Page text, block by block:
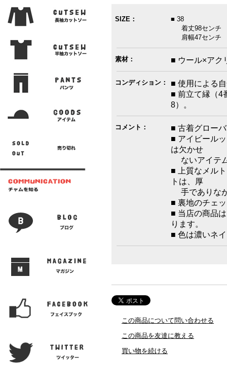
SIZE：
■ 38
着丈98センチ
肩幅47センチ
素材： ■ ウール×アク
コンディション：
■ 使用による
■ 前立て縁（4
8）。
コメント：
■ 古着グロー
■ アイビール
は欠かせ
ないアイテ
■ 上質なメル
トは、厚
手でありな
■ 裏地のチェ
■ 当店の商品
ります。
■ 色は濃いネ
この商品について問い合わせる
この商品を友達に教える
買い物を続ける